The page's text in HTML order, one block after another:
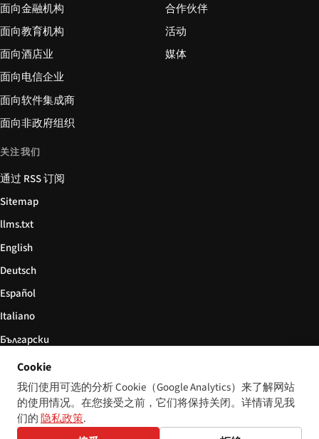
面向金融机构
面向教育机构
面向酒店业
面向电信企业
面向软件集成商
面向非政府组织
合作伙伴
活动
媒体
关注我们
通过 RSS 订阅
Sitemap
llms.txt
English
Deutsch
Español
Italiano
Български
简体中文
© 2026 Disability World. 版权所有。 Cookie 设置
Cookie
我们使用可选的分析 Cookie（Google Analytics）来了解网站
的使用情况。在您接受之前，它们将保持关闭。详情请见我
们的隐私政策.